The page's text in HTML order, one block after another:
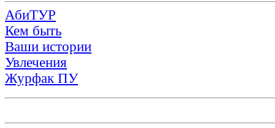
АбиТУР
Кем быть
Ваши истории
Увлечения
Журфак ПУ